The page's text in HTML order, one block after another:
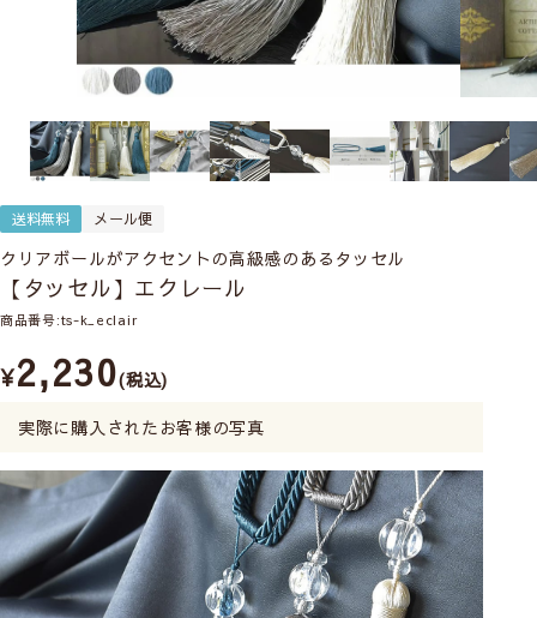
送料無料 メール便
クリアボールがアクセントの高級感のあるタッセル
【タッセル】エクレール
商品番号 ts-k_eclair
¥2,230 税込
実際に購入されたお客様の写真